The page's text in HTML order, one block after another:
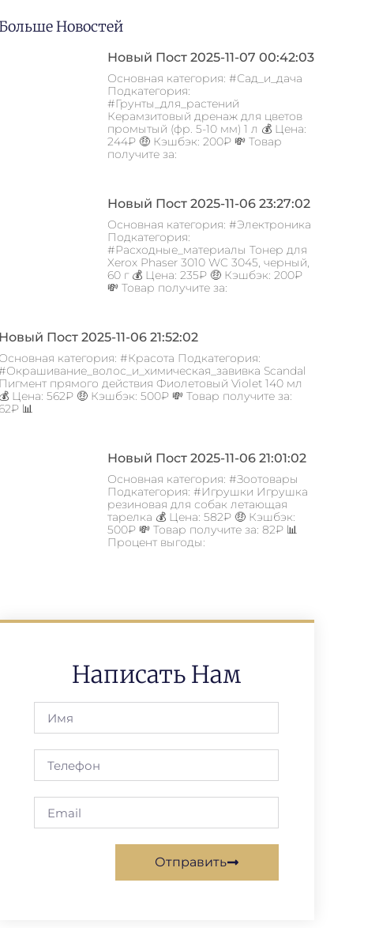
Новостей
Новый Пост 2025-11-07 00:42:03
Основная категория: #Сад_и_дача
Подкатегория:
#Грунты_для_растений
Керамзитовый дренаж для цветов
промытый (фр. 5-10 мм) 1 л 💰 Цена:
244₽ 🤑 Кэшбэк: 200₽ 💸 Товар
получите за:
Новый Пост 2025-11-06 23:27:02
Основная категория: #Электроника
Подкатегория:
#Расходные_материалы Тонер для
Xerox Phaser 3010 WC 3045, черный,
60 г 💰 Цена: 235₽ 🤑 Кэшбэк: 200₽
💸 Товар получите за:
Новый Пост 2025-11-06 21:52:02
Основная категория: #Красота Подкатегория:
Scandal
Пигмент прямого действия Фиолетовый Violet 140 мл
💰 Цена: 562₽ 🤑 Кэшбэк: 500₽ 💸 Товар получите за:
📊
Новый Пост 2025-11-06 21:01:02
Основная категория: #Зоотовары
Подкатегория: #Игрушки Игрушка
резиновая для собак летающая
тарелка 💰 Цена: 582₽ 🤑 Кэшбэк:
500₽ 💸 Товар получите за: 82₽ 📊
Процент выгоды:
Написать Нам
Отправить